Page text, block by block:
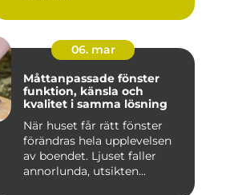
06. mar
Måttanpassade fönster
funktion, känsla och
kvalitet i samma lösning
När huset får rätt fönster
förändras hela upplevelsen
av boendet. Ljuset faller
annorlunda, utsikten...